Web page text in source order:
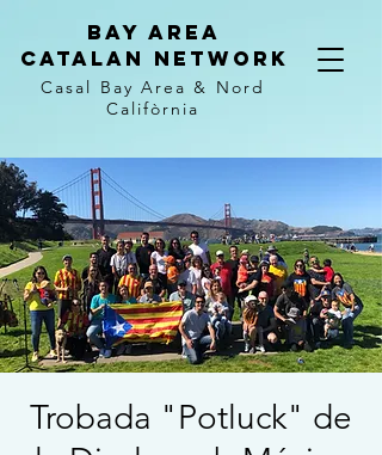
Bay Area
Catalan Network
Casal Bay Area & Nord
Califòrnia
Trobada "Potluck" de